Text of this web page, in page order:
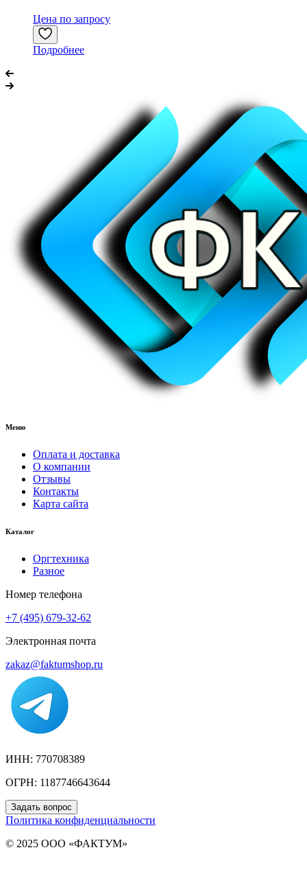
Цена по запросу
Подробнее
Меню
Оплата и доставка
О компании
Отзывы
Контакты
Карта сайта
Каталог
Оргтехника
Разное
Номер телефона
+7 (495) 679-32-62
Электронная почта
zakaz@faktumshop.ru
ИНН: 770708389
ОГРН: 1187746643644
Задать вопрос
Политика конфиденциальности
© 2025 ООО «ФАКТУМ»